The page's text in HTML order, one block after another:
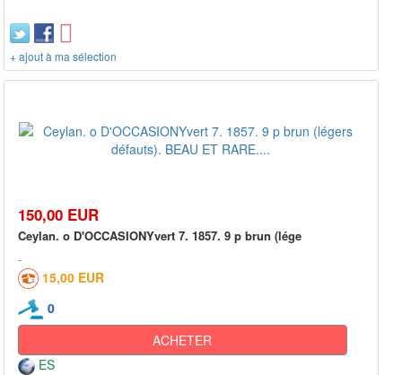
+ ajout à ma sélection
150,00 EUR
Ceylan. o D'OCCASIONYvert 7. 1857. 9 p brun (lége
15,00 EUR
0
ACHETER
ES